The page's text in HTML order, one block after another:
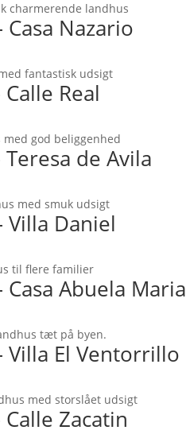
charmerende landhus
Casa Nazario
fantastisk udsigt
Calle Real
med god beliggenhed
Teresa de Avila
med smuk udsigt
Villa Daniel
til flere familier
Casa Abuela Maria
tæt på byen.
Villa El Ventorrillo
med storslået udsigt
Calle Zacatin